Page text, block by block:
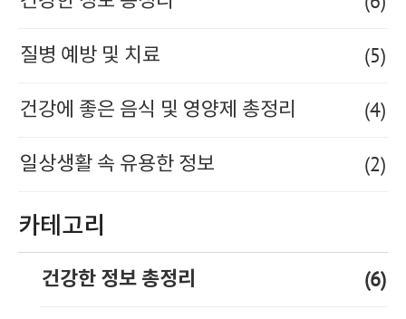
질병 예방 및 치료 (5)
건강에 좋은 음식 및 영양제 총정리 (4)
일상생활 속 유용한 정보 (2)
카테고리
건강한 정보 총정리 (6)